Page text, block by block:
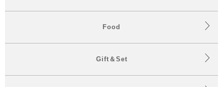
Food
Gift＆Set